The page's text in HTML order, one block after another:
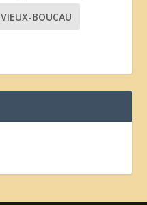
VIEUX-BOUCAU